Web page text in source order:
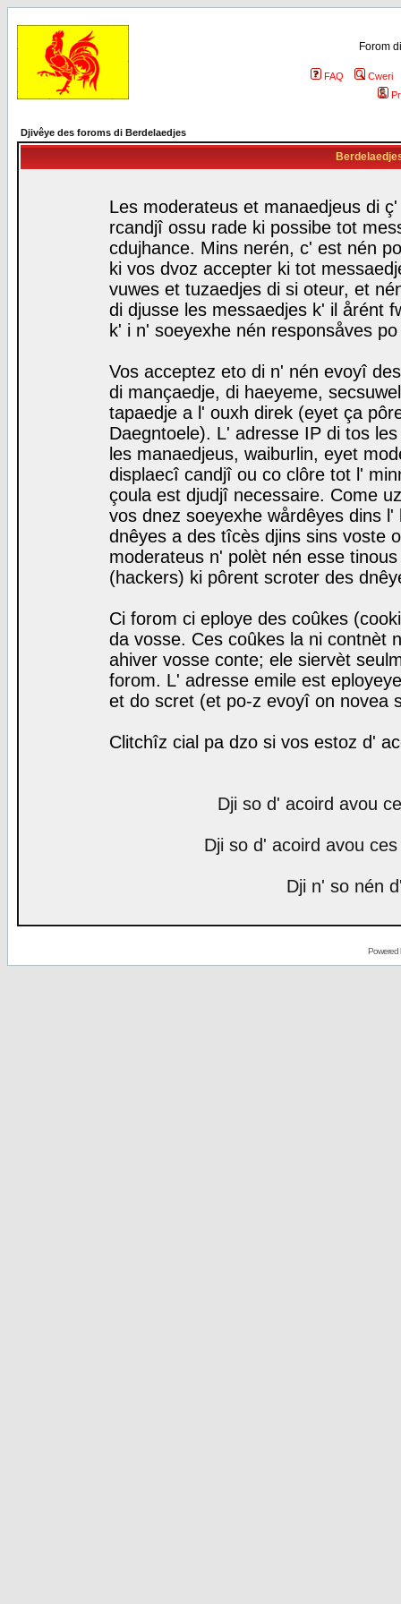
Forom
FAQ
Cweri
Djivêye des foroms di Berdelaedjes
Les moderateus et manaedjeus di
rcandjî ossu rade ki possibe tot
cdujhance. Mins nerén, c' est nén
ki vos dvoz accepter ki tot
vuwes et tuzaedjes di si oteur, et
di djusse les messaedjes k' il årént
k' i n' soeyexhe nén responsåves
Vos acceptez eto di n' nén evoyî
di mançaedje, di haeyeme,
tapaedje a l' ouxh direk (eyet ça
Daegntoele). L' adresse IP di tos
les manaedjeus, waiburlin, eyet
displaecî candjî ou co clôre tot l'
çoula est djudjî necessaire. Come
vos dnez soeyexhe wårdêyes dins
dnêyes a des tîcès djins sins voste
moderateus n' polèt nén esse
(hackers) ki pôrent scroter des
Ci forom ci eploye des coûkes
da vosse. Ces coûkes la ni contnèt
ahiver vosse conte; ele siervèt
forom. L' adresse emile est
et do scret (et po-z evoyî on novea
Clitchîz cial pa dzo si vos estoz d'
Dji so d' acoird avou
Dji so d' acoird avou
Dji n' so nén
Powered